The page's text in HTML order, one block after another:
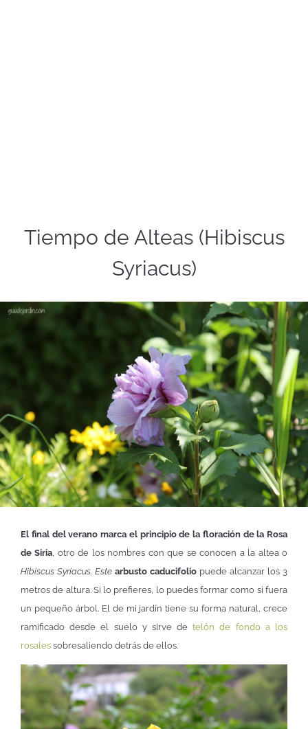
Tiempo de Alteas (Hibiscus
Syriacus)
El final del verano marca el principio de la floración de la Rosa
de Siria , otro de los nombres con que se conocen a la altea o
Hibiscus Syriacus. Este arbusto caducifolio puede alcanzar los 3
metros de altura. Si lo prefieres, lo puedes formar como si fuera
un pequeño árbol. El de mi jardín tiene su forma natural, crece
ramificado desde el suelo y sirve detelón de fondo a los
rosales sobresaliendo detrás de ellos.